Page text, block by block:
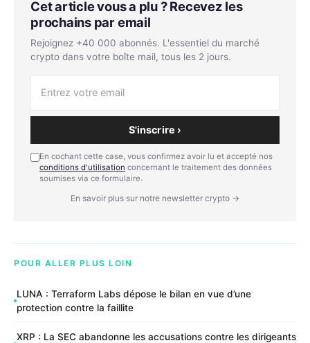
Cet article vous a plu ? Recevez les
prochains par email
Rejoignez +40 000 abonnés. L'essentiel du marché
crypto dans votre boîte mail, tous les 2 jours.
S'inscrire ›
En cochant cette case, vous confirmez avoir lu et accepté nos
conditions d'utilisation concernant le traitement des données
soumises via ce formulaire.
En savoir plus sur notre newsletter crypto →
POUR ALLER PLUS LOIN
LUNA : Terraform Labs dépose le bilan en vue d’une
protection contre la faillite
XRP : La SEC abandonne les accusations contre les dirigeants